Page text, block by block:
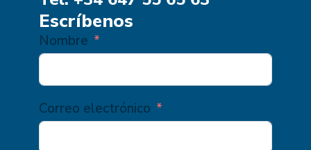
Escríbenos
Nombre
Correo electrónico